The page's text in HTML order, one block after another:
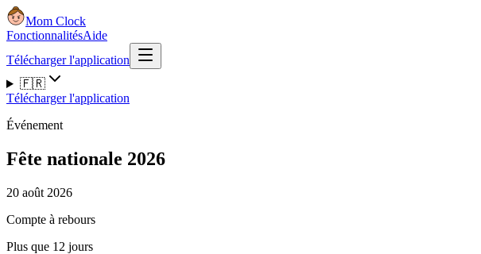
Mom Clock
FonctionnalitésAide
Télécharger l'application
🇫🇷
Télécharger l'application
Événement
Fête nationale 2026
20 août 2026
Compte à rebours
Plus que 12 jours